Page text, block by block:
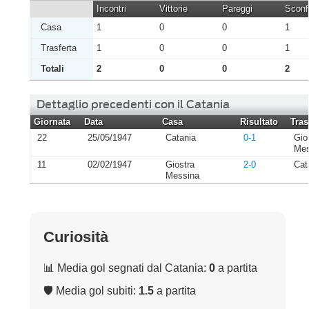
Incontri Vittorie Pareggi
Casa
1 0 0
1
Trasferta
1 0 0
1
Totali
2 0 0 2
Dettaglio precedenti con il Catania
Giornata Data Casa Risultato
22
25/05/1947 Catania 0-1
11
02/02/1947
Giostra
Messina
2-0
Curiosità
📊 Media gol segnati dal Catania: 0 a partita
🛡 Media gol subiti: 1.5 a partita